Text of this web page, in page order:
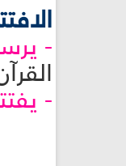
الافتتاح
-
-